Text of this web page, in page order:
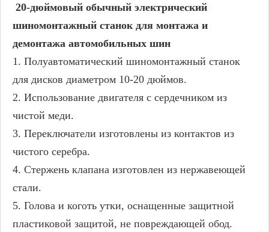
20-дюймовый обычный электрический
шиномонтажный станок для монтажа и
демонтажа автомобильных шин
1. Полуавтоматический шиномонтажный станок
для дисков диаметром 10-20 дюймов.
2. Использование двигателя с сердечником из
чистой меди.
3. Переключатели изготовлены из контактов из
чистого серебра.
4. Стержень клапана изготовлен из нержавеющей
стали.
5. Голова и коготь утки, оснащенные защитной
пластиковой защитой, не повреждающей обод.